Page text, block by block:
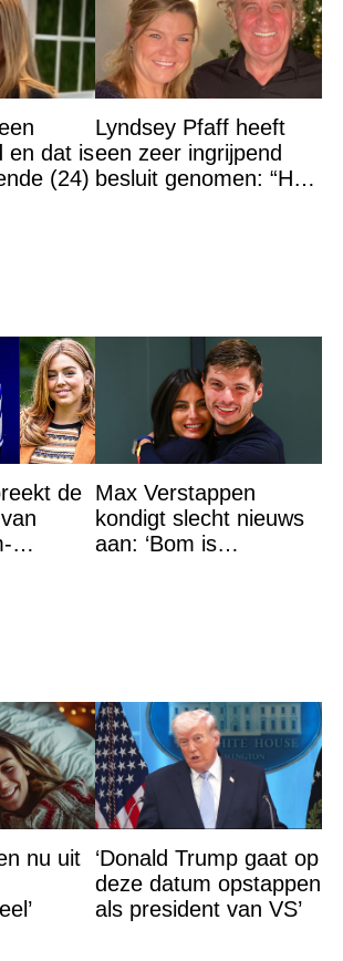
en dat is
(24)
Lyndsey Pfaff heeft
een zeer ingrijpend
besluit genomen: “Het
de
Max Verstappen
kondigt slecht nieuws
aan: ‘Bom is
nu uit
‘Donald Trump gaat op
deze datum opstappen
als president van VS’